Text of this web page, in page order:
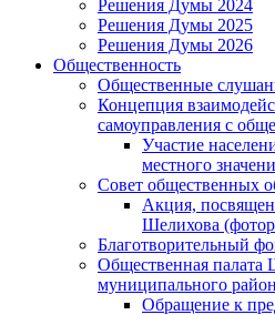
Решения Думы 2024
Решения Думы 2025
Решения Думы 2026
Общественность
Общественные
Концепция
самоуправления с
Участие
местного
Совет общественных
Акция,
Шелихова
Благотворительный
Общественная палата
муниципального
Обращение к